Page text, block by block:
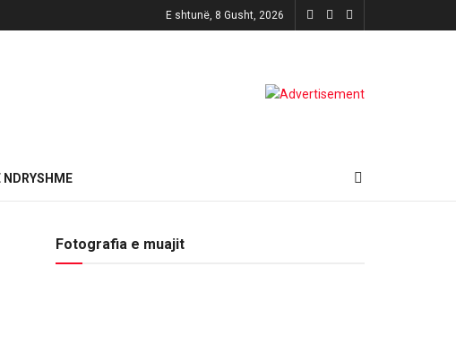
E shtunë, 8 Gusht, 2026
NDRYSHME
Fotografia e muajit